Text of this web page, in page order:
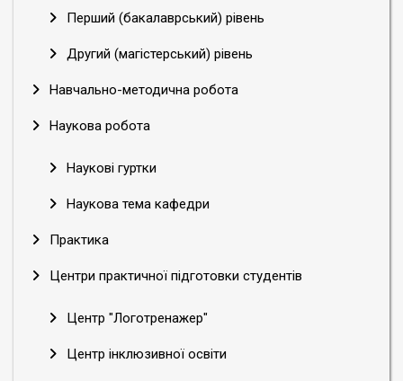
Перший (бакалаврський) рівень
Другий (магістерський) рівень
Навчально-методична робота
Наукова робота
Наукові гуртки
Наукова тема кафедри
Практика
Центри практичної підготовки студентів
Центр "Логотренажер"
Центр інклюзивної освіти